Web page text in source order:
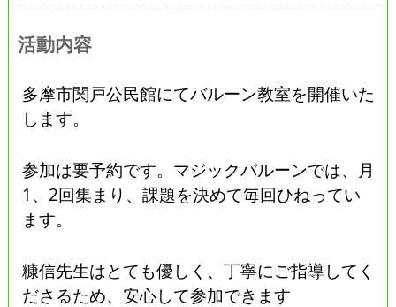
活動内容
多摩市関戸公民館にてバルーン教室を開催いた
します。
参加は要予約です。マジックバルーンでは、月
1、2回集まり、課題を決めて毎回ひねってい
ます。
糠信先生はとても優しく、丁寧にご指導してく
ださるため、安心して参加できます